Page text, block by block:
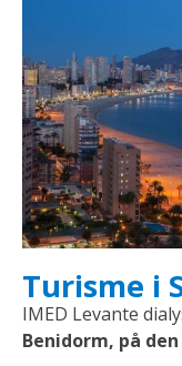
Turisme i
IMED Levante
Benidorm, på